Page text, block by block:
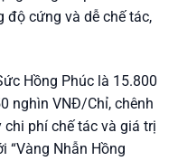
độ cứng và dễ chế tác,
Hồng Phúc là 15.800
nghìn VNĐ/Chỉ, chênh
phí chế tác và giá trị
“Vàng Nhẫn Hồng